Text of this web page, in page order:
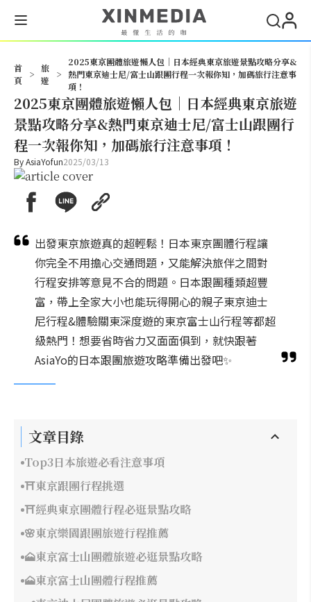
首
頁
>
旅
遊
>
2025東京團體旅遊懶人包｜日本經典東京旅遊景點攻略分享&
熱門東京迪士尼/富士山跟團行程一次報你知，加碼旅行注意事
項！
2025東京團體旅遊懶人包｜日本經典東京旅遊
景點攻略分享&熱門東京迪士尼/富士山跟團行
程一次報你知，加碼旅行注意事項！
ByAsiaYofun2025/03/13
出發東京旅遊真的超輕鬆！日本東京團體行程讓
你完全不用擔心交通問題，又能解決旅伴之間對
行程安排等意見不合的問題。日本跟團種類超豐
富，帶上全家大小也能玩得開心的親子東京迪士
尼行程&體驗關東深度遊的東京富士山行程等都超
級熱門！想要省時省力又面面俱到，就快跟著
AsiaYo的日本跟團旅遊攻略準備出發吧✨
文章目錄
Top3日本旅遊必看注意事項
⛩️東京跟團行程挑選
⛩️經典東京團體行程必逛景點攻略
🌸東京樂園跟團旅遊行程推薦
🗻東京富士山團體旅遊必逛景點攻略
🗻東京富士山團體行程推薦